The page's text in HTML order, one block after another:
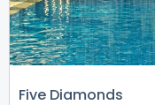
Five Diamonds